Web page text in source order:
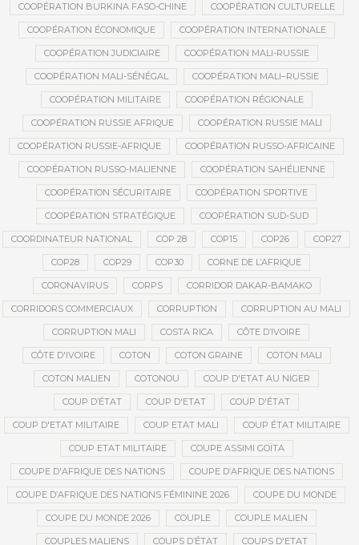
COOPÉRATION BURKINA FASO-CHINE COOPÉRATION CULTURELLE
COOPÉRATION ÉCONOMIQUE COOPÉRATION INTERNATIONALE
COOPÉRATION JUDICIAIRE COOPÉRATION MALI-RUSSIE
COOPÉRATION MALI-SÉNÉGAL COOPÉRATION MALI–RUSSIE
COOPÉRATION MILITAIRE COOPÉRATION RÉGIONALE
COOPÉRATION RUSSIE AFRIQUE COOPÉRATION RUSSIE MALI
COOPÉRATION RUSSIE-AFRIQUE COOPÉRATION RUSSO-AFRICAINE
COOPÉRATION RUSSO-MALIENNE COOPÉRATION SAHÉLIENNE
COOPÉRATION SÉCURITAIRE COOPÉRATION SPORTIVE
COOPÉRATION STRATÉGIQUE COOPÉRATION SUD-SUD
COORDINATEUR NATIONAL COP 28 COP15 COP26 COP27
COP28 COP29 COP30 CORNE DE L’AFRIQUE
CORONAVIRUS CORPS CORRIDOR DAKAR-BAMAKO
CORRIDORS COMMERCIAUX CORRUPTION CORRUPTION AU MALI
CORRUPTION MALI COSTA RICA CÔTE D’IVOIRE
CÔTE D'IVOIRE COTON COTON GRAINE COTON MALI
COTON MALIEN COTONOU COUP D'ETAT AU NIGER
COUP D’ÉTAT COUP D'ETAT COUP D'ÉTAT
COUP D'ETAT MILITAIRE COUP ETAT MALI COUP ÉTAT MILITAIRE
COUP ETAT MILITAIRE COUPE ASSIMI GOÏTA
COUPE D'AFRIQUE DES NATIONS COUPE D’AFRIQUE DES NATIONS
COUPE D’AFRIQUE DES NATIONS FÉMININE 2026 COUPE DU MONDE
COUPE DU MONDE 2026 COUPLE COUPLE MALIEN
COUPLES MALIENS COUPS D’ÉTAT COUPS D'ETAT